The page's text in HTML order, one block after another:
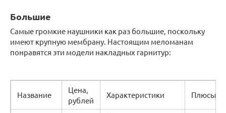
Большие
Самые громкие наушники как раз большие, поскольку
имеют крупную мембрану. Настоящим меломанам
понравятся эти модели накладных гарнитур:
Название
Цена,
рублей
Характеристики Плюсы